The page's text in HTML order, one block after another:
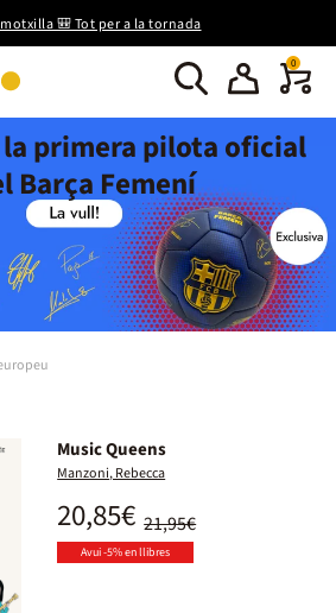
🎒 Tot per a la tornada
0
primera pilota oficial
Barça Femení
Music Queens
Manzoni, Rebecca
21,95€
20,85€
Avui -5% en llibres